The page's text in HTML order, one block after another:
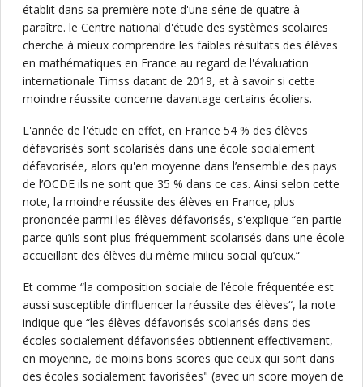
établit dans sa première note d'une série de quatre à
paraître. le Centre national d'étude des systèmes scolaires
cherche à mieux comprendre les faibles résultats des élèves
en mathématiques en France au regard de l'évaluation
internationale Timss datant de 2019, et à savoir si cette
moindre réussite concerne davantage certains écoliers.
L'année de l'étude en effet, en France 54 % des élèves
défavorisés sont scolarisés dans une école socialement
défavorisée, alors qu'en moyenne dans l’ensemble des pays
de l’OCDE ils ne sont que 35 % dans ce cas. Ainsi selon cette
note, la moindre réussite des élèves en France, plus
prononcée parmi les élèves défavorisés, s'explique “en partie
parce qu’ils sont plus fréquemment scolarisés dans une école
accueillant des élèves du même milieu social qu’eux.“
Et comme “la composition sociale de l’école fréquentée est
aussi susceptible d’influencer la réussite des élèves“, la note
indique que “les élèves défavorisés scolarisés dans des
écoles socialement défavorisées obtiennent effectivement,
en moyenne, de moins bons scores que ceux qui sont dans
des écoles socialement favorisées" (avec un score moyen de